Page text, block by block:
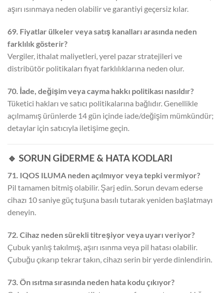
aşırı ısınmaya neden olabilir ve garantiyi geçersiz kılar.
69. Fiyatlar ülkeler veya satış kanalları arasında neden
farklılık gösterir?
Vergiler, ithalat maliyetleri, yerel pazar stratejileri ve
distribütör politikaları fiyat farklılıklarına neden olur.
70. İade, değişim veya cayma hakkı politikası nasıldır?
Tüketici hakları ve satıcı politikalarına bağlıdır. Genellikle
açılmamış ürünlerde 14 gün içinde iade/değişim mümkündür;
detaylar için satıcıyla iletişime geçin.
🔹 SORUN GİDERME & HATA KODLARI
71. IQOS ILUMA neden açılmıyor veya tepki vermiyor?
Pil tamamen bitmiş olabilir. Şarj edin. Sorun devam ederse
cihazı 10 saniye güç tuşuna basılı tutarak yeniden başlatmayı
deneyin.
72. Cihaz neden sürekli titreşiyor veya uyarı veriyor?
Çubuk yanlış takılmış, aşırı ısınma veya pil hatası olabilir.
Çubuğu çıkarıp tekrar takın, cihazı serin bir yerde dinlendirin.
73. Ön ısıtma sırasında neden hata kodu çıkıyor?